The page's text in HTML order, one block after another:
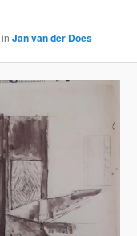
inJan van der Does